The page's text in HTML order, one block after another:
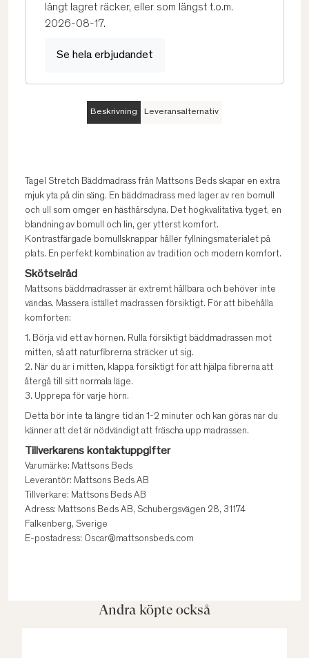
långt lagret räcker, eller som längst t.o.m.
2026-08-17.
Se hela erbjudandet
Beskrivning Leveransalternativ
Tagel Stretch Bäddmadrass från Mattsons Beds skapar en extra
mjuk yta på din säng. En bäddmadrass med lager av ren bomull
och ull som omger en hästhårsdyna. Det högkvalitativa tyget, en
blandning av bomull och lin, ger ytterst komfort.
Kontrastfärgade bomullsknappar håller fyllningsmaterialet på
plats. En perfekt kombination av tradition och modern komfort.
Skötselråd
Mattsons bäddmadrasser är extremt hållbara och behöver inte
vändas. Massera istället madrassen försiktigt. För att bibehålla
komforten:
1. Börja vid ett av hörnen. Rulla försiktigt bäddmadrassen mot
mitten, så att naturfibrerna sträcker ut sig.
2. När du är i mitten, klappa försiktigt för att hjälpa fibrerna att
återgå till sitt normala läge.
3. Upprepa för varje hörn.
Detta bör inte ta längre tid än 1-2 minuter och kan göras när du
känner att det är nödvändigt att fräscha upp madrassen.
Tillverkarens kontaktuppgifter
Varumärke: Mattsons Beds
Leverantör: Mattsons Beds AB
Tillverkare: Mattsons Beds AB
Adress: Mattsons Beds AB, Schubergsvägen 28, 31174
Falkenberg, Sverige
E-postadress: Oscar@mattsonsbeds.com
Andra köpte också